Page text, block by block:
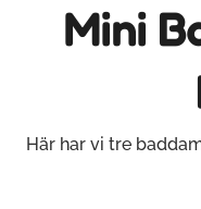
Mini
Här har vi tre